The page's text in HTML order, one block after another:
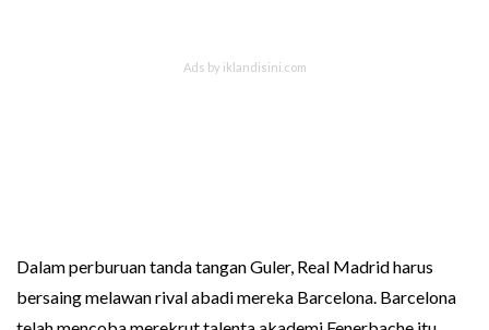
Dalam perburuan tanda tangan Guler, Real Madrid harus
bersaing melawan rival abadi mereka Barcelona. Barcelona